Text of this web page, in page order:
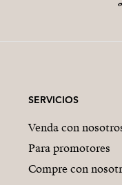
SERVICIOS
Venda con
Para promotores
Compre con